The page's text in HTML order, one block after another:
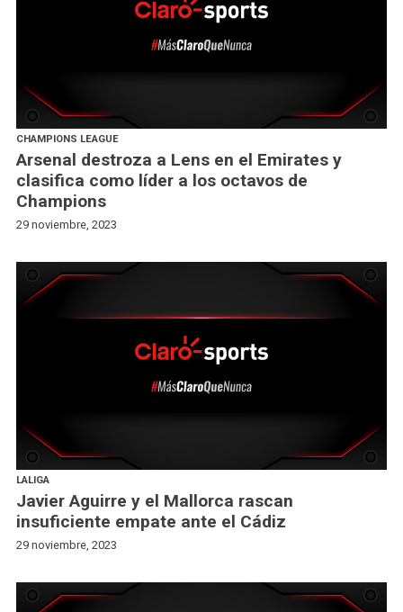
CHAMPIONS LEAGUE
Arsenal destroza a Lens en el Emirates y
clasifica como líder a los octavos de
Champions
29 noviembre, 2023
LALIGA
Javier Aguirre y el Mallorca rascan
insuficiente empate ante el Cádiz
29 noviembre, 2023